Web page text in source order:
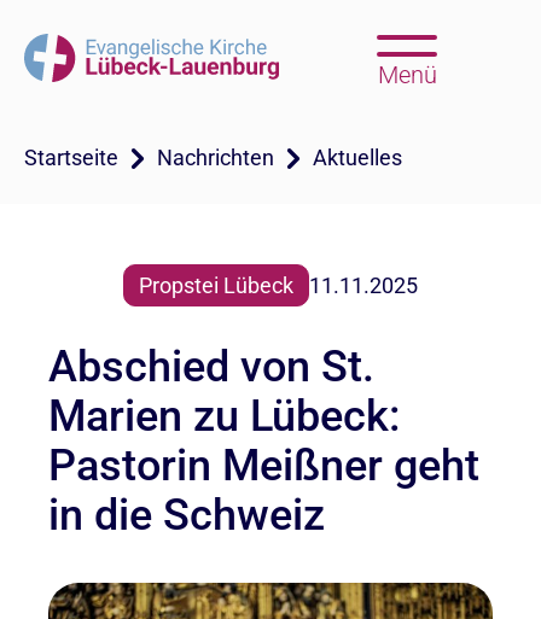
Menü
Startseite Nachrichten Aktuelles
Propstei Lübeck 11.11.2025
Abschied von St.
Marien zu Lübeck:
Pastorin Meißner geht
in die Schweiz